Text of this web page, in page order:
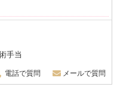
手当
電話で質問 メールで質問